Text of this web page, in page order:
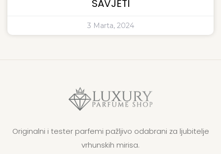
SAVJETI
3 Marta, 2024
Originalni i tester parfemi pažljivo odabrani za ljubitelje
vrhunskih mirisa.